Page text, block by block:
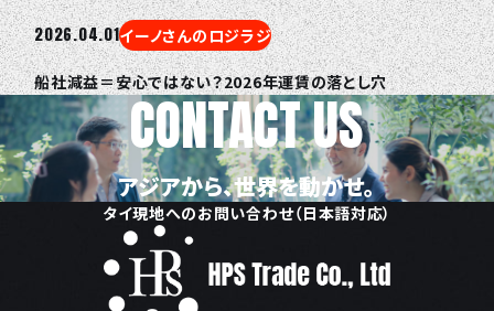
2026.04.01イーノさんのロジラジ
船社減益＝安心ではない？2026年運賃の落とし穴
CONTACT US
アジアから、世界を動かせ。
タイ現地へのお問い合わせ（日本語対応）